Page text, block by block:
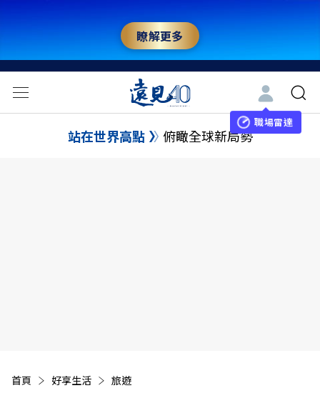
瞭解更多
職場雷達
站在世界高點 俯瞰全球新局勢
首頁 好享生活 旅遊